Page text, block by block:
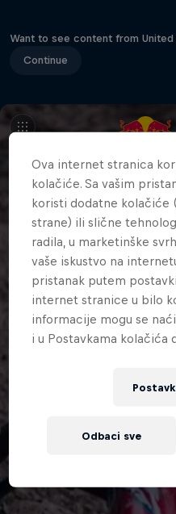
Want to see content from
Continue
Ova internet stranica
kolačiće. Sa vašim
koristi dodatne kolačiće
strane) ili slične
radila, u marketinške
vaše iskustvo na
pristanak putem
internet stranice u bilo
informacije mogu se
i u Postavkama kolačića
Odbaci sve